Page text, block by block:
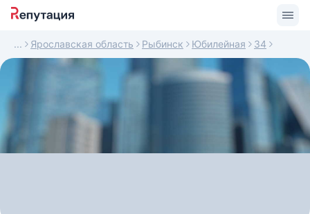
Ярославская область Рыбинск Юбилейная 34